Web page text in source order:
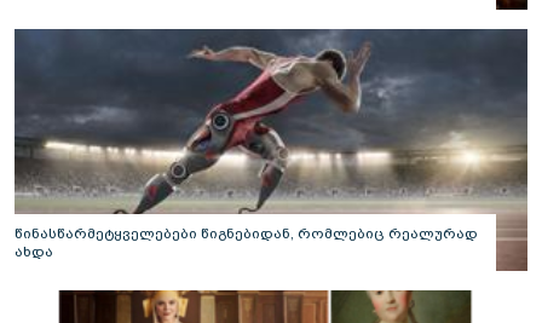
წინასწარმეტყველებები წიგნებიდან, რომლებიც რეალურად
ახდა